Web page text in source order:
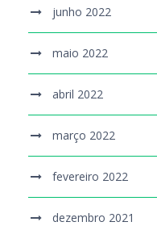
junho 2022
maio 2022
abril 2022
março 2022
fevereiro 2022
dezembro 2021